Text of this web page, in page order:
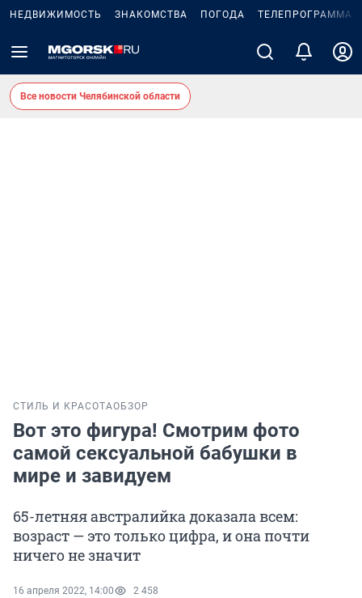
НЕДВИЖИМОСТЬ ЗНАКОМСТВА ПОГОДА ТЕЛЕПРОГРАММА
Все новости Челябинской области
СТИЛЬ И КРАСОТАОБЗОР
Вот это фигура! Смотрим фото
самой сексуальной бабушки в
мире и завидуем
65-летняя австралийка доказала всем:
возраст — это только цифра, и она почти
ничего не значит
16 апреля 2022, 14:00 2 458